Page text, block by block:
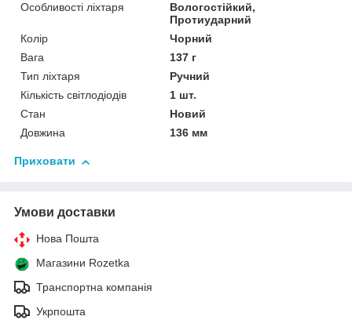
Особливості ліхтаря
Вологостійкий,
Протиударний
Колір
Чорний
Вага
137 г
Тип ліхтаря
Ручний
Кількість світлодіодів
1 шт.
Стан
Новий
Довжина
136 мм
Приховати
Умови доставки
Нова Пошта
Магазини Rozetka
Транспортна компанія
Укрпошта